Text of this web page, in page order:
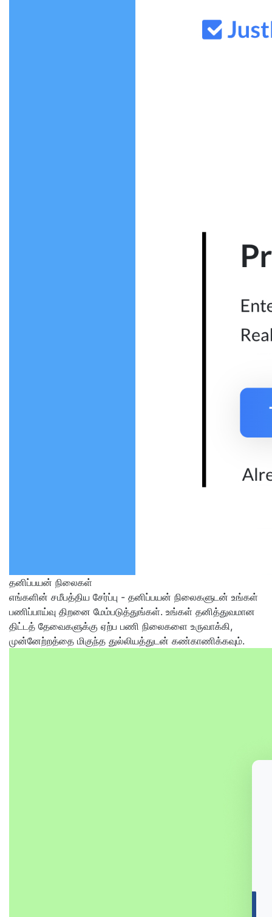
தனிப்பயன் நிலைகள்
எங்களின் சமீபத்திய சேர்ப்பு - தனிப்பயன் நிலைகளுடன் உங்கள்
பணிப்பாய்வு திறனை மேம்படுத்துங்கள். உங்கள் தனித்துவமான
திட்டத் தேவைகளுக்கு ஏற்ப பணி நிலைகளை உருவாக்கி,
முன்னேற்றத்தை மிகுந்த துல்லியத்துடன் கண்காணிக்கவும்.